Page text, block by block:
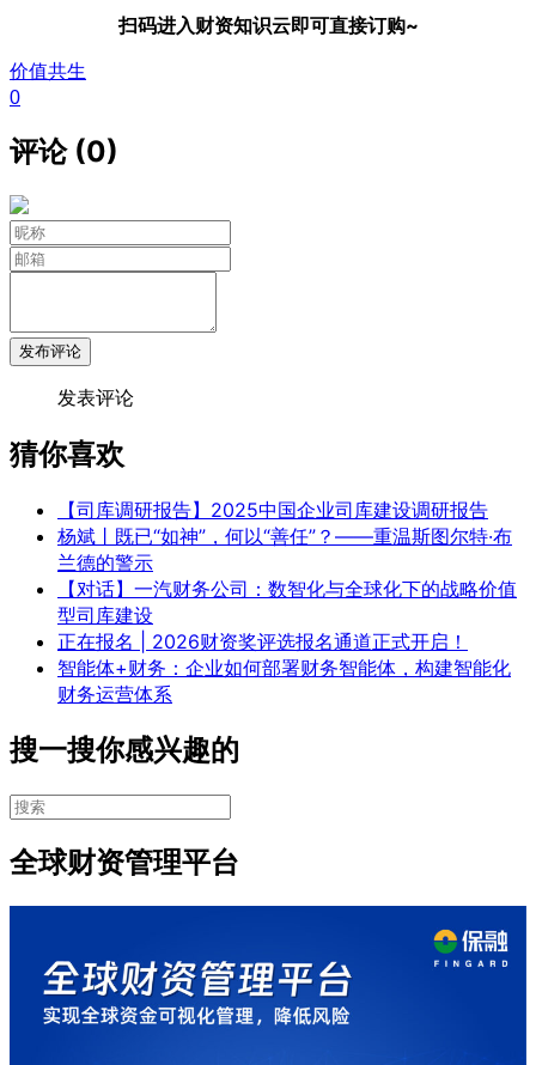
扫码进入财资知识云即可直接订购~
价值共生
0
评论 (0)
发布评论
发表评论
猜你喜欢
【司库调研报告】2025中国企业司库建设调研报告
杨斌丨既已“如神”，何以“善任”？——重温斯图尔特·布
兰德的警示
【对话】一汽财务公司：数智化与全球化下的战略价值
型司库建设
正在报名 | 2026财资奖评选报名通道正式开启！
智能体+财务：企业如何部署财务智能体，构建智能化
财务运营体系
搜一搜你感兴趣的
全球财资管理平台